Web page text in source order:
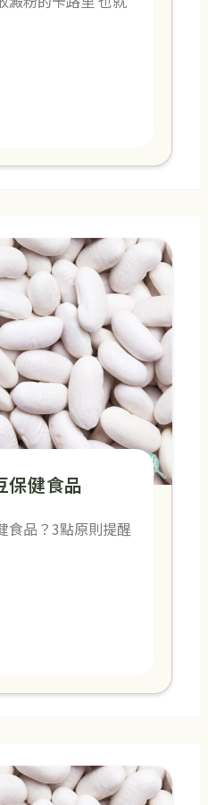
保健食品
食品？3點原則提醒